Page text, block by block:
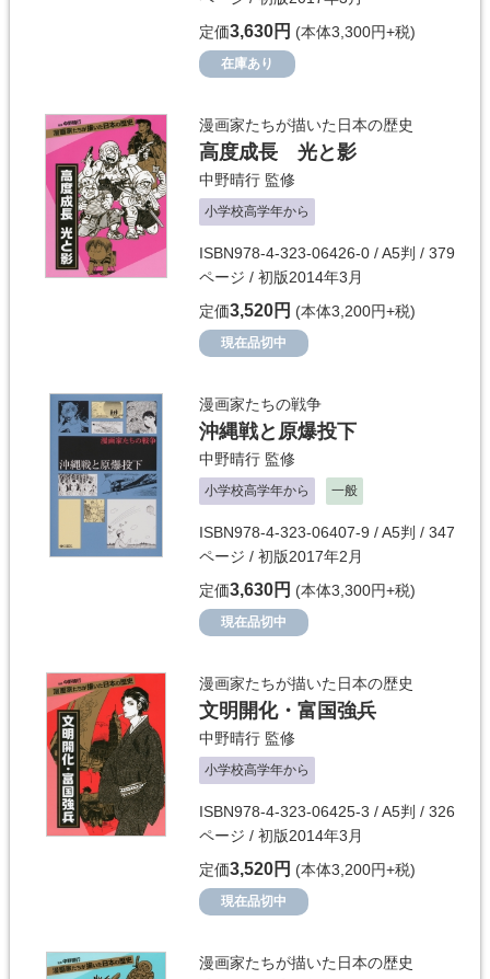
定価3,630円 (本体3,300円+税)
在庫あり
漫画家たちが描いた日本の歴史
高度成長 光と影
中野晴行 監修
小学校高学年から
ISBN978-4-323-06426-0 / A5判 / 379
ページ / 初版2014年3月
定価3,520円 (本体3,200円+税)
現在品切中
漫画家たちの戦争
沖縄戦と原爆投下
中野晴行 監修
小学校高学年から 一般
ISBN978-4-323-06407-9 / A5判 / 347
ページ / 初版2017年2月
定価3,630円 (本体3,300円+税)
現在品切中
漫画家たちが描いた日本の歴史
文明開化・富国強兵
中野晴行 監修
小学校高学年から
ISBN978-4-323-06425-3 / A5判 / 326
ページ / 初版2014年3月
定価3,520円 (本体3,200円+税)
現在品切中
漫画家たちが描いた日本の歴史